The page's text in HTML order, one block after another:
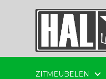
ZITMEUBELEN